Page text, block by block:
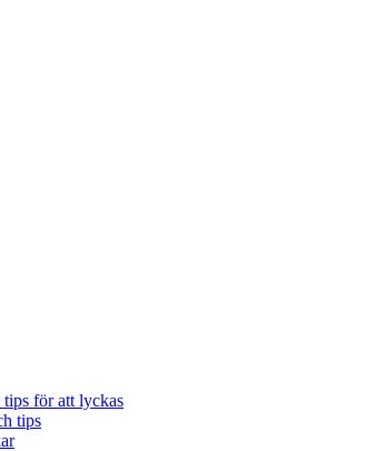
tips för att lyckas
tips